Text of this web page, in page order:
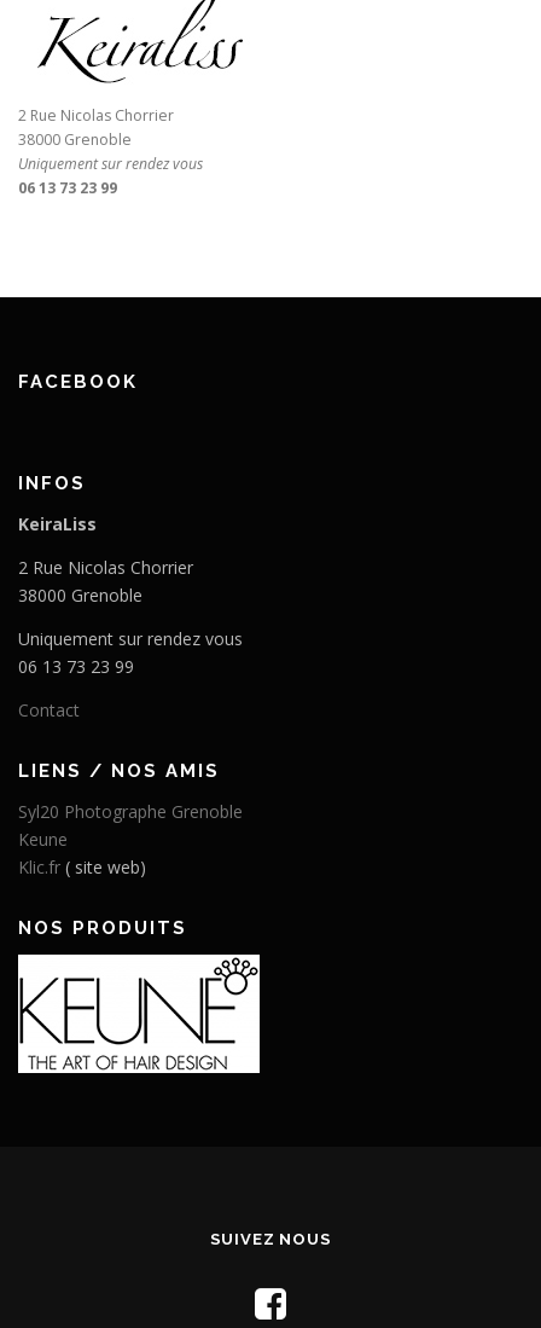
2 Rue Nicolas Chorrier
38000 Grenoble
Uniquement sur rendez vous
06 13 73 23 99
FACEBOOK
INFOS
KeiraLiss
2 Rue Nicolas Chorrier
38000 Grenoble
Uniquement sur rendez vous
06 13 73 23 99
Contact
LIENS / NOS AMIS
Syl20 Photographe Grenoble
Keune
Klic.fr ( site web)
NOS PRODUITS
SUIVEZ NOUS